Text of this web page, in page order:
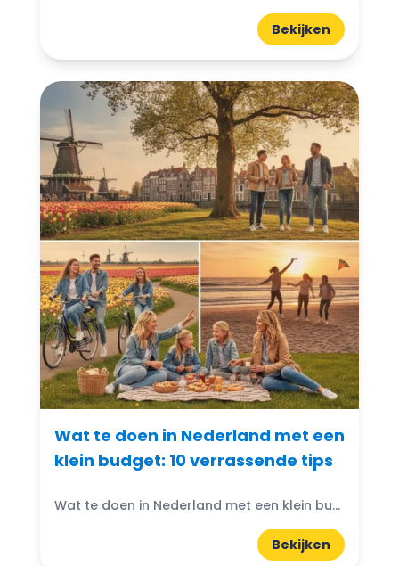
Bekijken
Wat te doen in Nederland met een
klein budget: 10 verrassende tips
Wat te doen in Nederland met een klein budget? Gelukkig zijn er volop budgetvriendelijke uitjes te vinden! Of je nu houdt van de natuur, cultuur of avontuur, er is altijd...
Bekijken